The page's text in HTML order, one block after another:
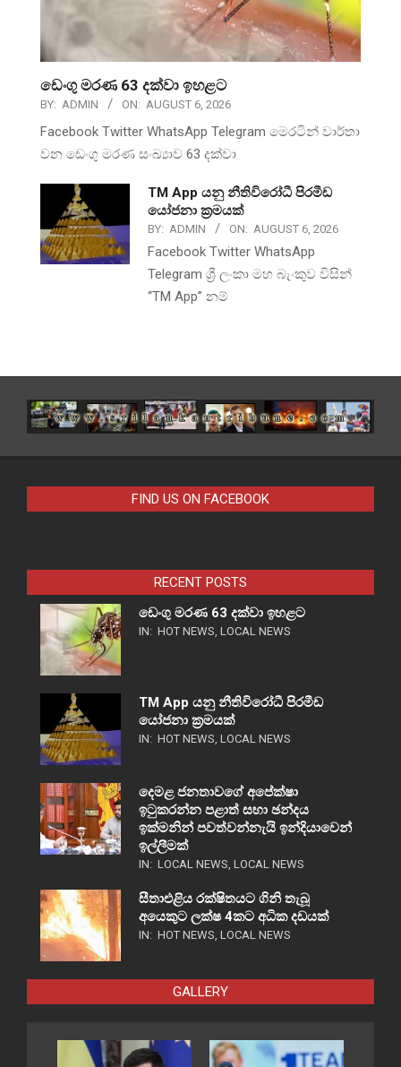
ඩෙංගු මරණ 63 දක්වා ඉහළට
BY: ADMIN ON: AUGUST 6, 2026
Facebook Twitter WhatsApp Telegram මෙරටින් වාර්තා
වන ඩෙංගු මරණ සංඛ්‍යාව 63 දක්වා
TM App යනු නීතිවිරෝධී පිරමීඩ
යෝජනා ක්‍රමයක්
BY: ADMIN ON: AUGUST 6, 2026
Facebook Twitter WhatsApp
Telegram ශ්‍රී ලංකා මහ බැංකුව විසින්
“TM App” නම්
FIND US ON FACEBOOK
RECENT POSTS
ඩෙංගු මරණ 63 දක්වා ඉහළට
IN: HOT NEWS, LOCAL NEWS
TM App යනු නීතිවිරෝධී පිරමීඩ
යෝජනා ක්‍රමයක්
IN: HOT NEWS, LOCAL NEWS
දෙමළ ජනතාවගේ අපේක්ෂා
ඉටුකරන්න පළාත් සභා ඡන්දය
ඉක්මනින් පවත්වන්නැයි ඉන්දියාවෙන්
ඉල්ලීමක්
IN: LOCAL NEWS, LOCAL NEWS
සීතාඑළිය රක්ෂිතයට ගිනි තැබූ
අයෙකුට ලක්ෂ 4කට අධික දඩයක්
IN: HOT NEWS, LOCAL NEWS
GALLERY